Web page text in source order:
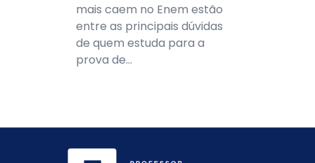
mais caem no Enem estão
entre as principais dúvidas
de quem estuda para a
prova de...